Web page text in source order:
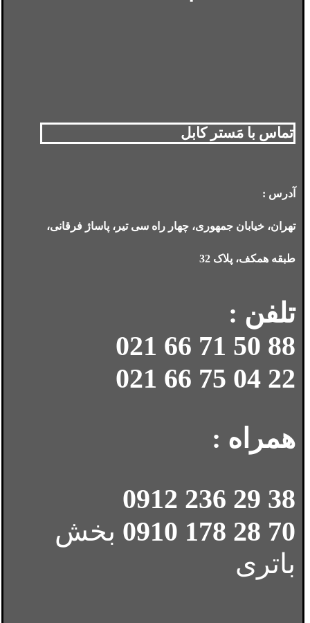
تماس با مَستر کابل
آدرس :
تهران، خیابان جمهوری، چهار راه سی تیر، پاساژ فرقانی،
طبقه همکف، پلاک 32
تلفن :
88 50 71 66 021
22 04 75 66 021
همراه :
38 29 236 0912
70 28 178 0910
بخش
باتری